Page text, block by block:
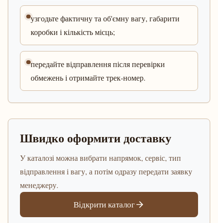
узгодьте фактичну та об'ємну вагу, габарити
коробки і кількість місць;
передайте відправлення після перевірки
обмежень і отримайте трек-номер.
Швидко оформити доставку
У каталозі можна вибрати напрямок, сервіс, тип
відправлення і вагу, а потім одразу передати заявку
менеджеру.
Відкрити каталог